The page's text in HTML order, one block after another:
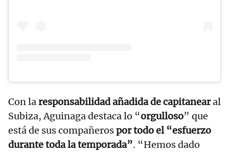
Con laresponsabilidad añadida de capitanearal
Subiza, Aguinaga destaca lo “orgulloso” que
está de sus compañerospor todo el “esfuerzo
durante toda la temporada”. “Hemos dado